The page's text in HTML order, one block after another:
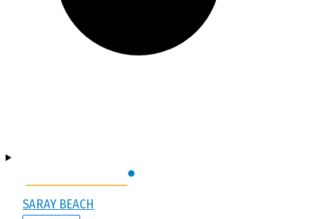
SARAY BEACH